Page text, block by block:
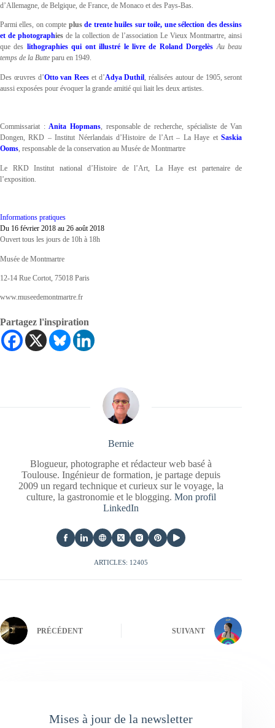
d’Allemagne, de Belgique, de France, de Monaco et des Pays-Bas.
Parmi elles, on compte plusde trente huiles sur toile, une sélection des dessins
et de photographies de la collection de l’association Le Vieux Montmartre, ainsi
que des lithographies qui ont illustré le livre de Roland Dorgelès Au beau
temps de la Butte paru en 1949.
Des œuvres d’Otto van Rees et d’Adya Duthil , réalisées autour de 1905, seront
aussi exposées pour évoquer la grande amitié qui liait les deux artistes.
Commissariat :Anita Hopmans, responsable de recherche, spécialiste de Van
Dongen, RKD – Institut Néerlandais d’Histoire de l’Art – La Haye etSaskia
Ooms, responsable de la conservation au Musée de Montmartre
Le RKD Institut national d’Histoire de l’Art, La Haye est partenaire de
l’exposition.
Informations pratiques
Du 16 février 2018 au 26 août 2018
Ouvert tous les jours de 10h à 18h
Musée de Montmartre
12-14 Rue Cortot, 75018 Paris
www.museedemontmartre.fr
Partagez l'inspiration
Bernie
Blogueur, photographe et rédacteur web basé à
Toulouse. Ingénieur de formation, je partage depuis
2009 un regard technique et curieux sur le voyage, la
culture, la gastronomie et le blogging. Mon profil
LinkedIn
ARTICLES: 12405
PRÉCÉDENT SUIVANT
Mises à jour de la newsletter